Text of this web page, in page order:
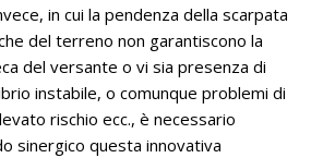
in cui la pendenza della scarpata
del terreno non garantiscono la
del versante o vi sia presenza di
instabile, o comunque problemi di
rischio ecc., è necessario
sinergico questa innovativa